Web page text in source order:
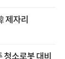
제자리
소로봇 대비